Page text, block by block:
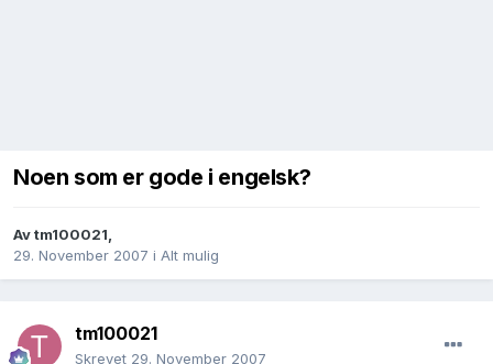
Noen som er gode i engelsk?
Avtm100021,
29. November 2007 i Alt mulig
tm100021
Skrevet 29. November 2007